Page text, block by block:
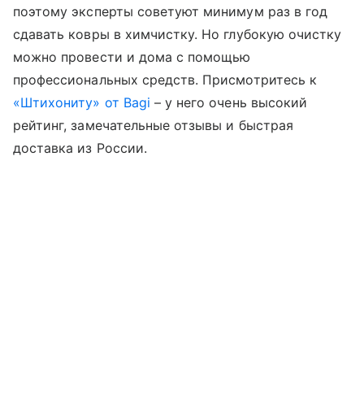
поэтому эксперты советуют минимум раз в год
сдавать ковры в химчистку. Но глубокую очистку
можно провести и дома с помощью
профессиональных средств. Присмотритесь к
«Штихониту» от Bagi – у него очень высокий
рейтинг, замечательные отзывы и быстрая
доставка из России.